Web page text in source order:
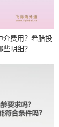
介费用？希腊投
明细？